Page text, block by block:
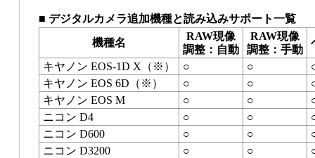
■ デジタルカメラ追加機種と読み込みサポート一覧
機種名
RAW現像
調整：自動
RAW現像
調整：手動
キヤノン EOS-1D X（※）
○ ○
キヤノン EOS 6D（※）
○ ○
キヤノン EOS M
○ ○
ニコン D4
○ ○
ニコン D600
○ ○
ニコン D3200
○ ○